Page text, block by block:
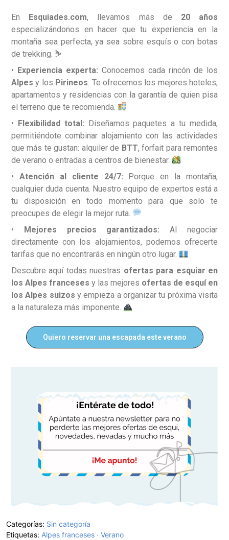
En Esquiades.com, llevamos más de 20 años
especializándonos en hacer que tu experiencia en la
montaña sea perfecta, ya sea sobre esquís o con botas
de trekking. ⛷️
• Experiencia experta: Conocemos cada rincón de los
Alpes y los Pirineos . Te ofrecemos los mejores hoteles,
apartamentos y residencias con la garantía de quien pisa
el terreno que te recomienda.
• Flexibilidad total: Diseñamos paquetes a tu medida,
permitiéndote combinar alojamiento con las actividades
que más te gustan: alquiler de BTT, forfait para remontes
de verano o entradas a centros de bienestar.
• Atención al cliente 24/7: Porque en la montaña,
cualquier duda cuenta. Nuestro equipo de expertos está a
tu disposición en todo momento para que solo te
preocupes de elegir la mejor ruta.
• Mejores precios garantizados: Al negociar
directamente con los alojamientos, podemos ofrecerte
tarifas que no encontrarás en ningún otro lugar.
Descubre aquí todas nuestras ofertas para esquiar en
los Alpes franceses y las mejores ofertas de esquí en
los Alpes suizos y empieza a organizar tu próxima visita
a la naturaleza más imponente.
Quiero reservar una escapada este verano
Categorías: Sin categoría
Etiquetas: Alpes franceses Verano